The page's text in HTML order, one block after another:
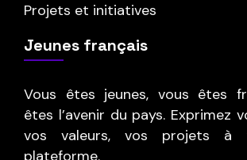
Projets et initiatives
Jeunes français
Vous êtes jeunes, vous êtes
êtes l’avenir du pays. Exprimez
vos valeurs, vos projets à
plateforme.